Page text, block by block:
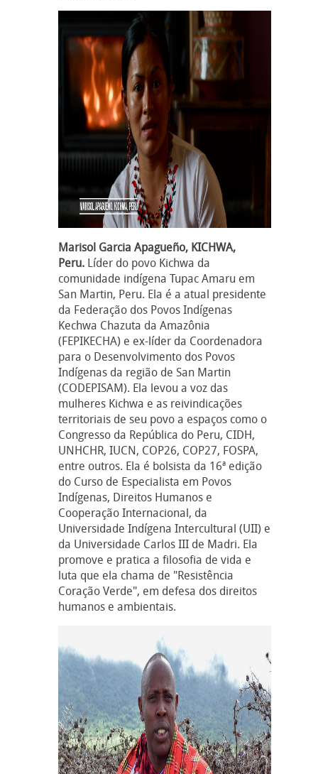
Marisol Garcia Apagueño, KICHWA,
Peru. Líder do povo Kichwa da
comunidade indígena Tupac Amaru em
San Martin, Peru. Ela é a atual presidente
da Federação dos Povos Indígenas
Kechwa Chazuta da Amazônia
(FEPIKECHA) e ex-líder da Coordenadora
para o Desenvolvimento dos Povos
Indígenas da região de San Martin
(CODEPISAM). Ela levou a voz das
mulheres Kichwa e as reivindicações
territoriais de seu povo a espaços como o
Congresso da República do Peru, CIDH,
UNHCHR, IUCN, COP26, COP27, FOSPA,
entre outros. Ela é bolsista da 16ª edição
do Curso de Especialista em Povos
Indígenas, Direitos Humanos e
Cooperação Internacional, da
Universidade Indígena Intercultural (UII) e
da Universidade Carlos III de Madri. Ela
promove e pratica a filosofia de vida e
luta que ela chama de "Resistência
Coração Verde", em defesa dos direitos
humanos e ambientais.